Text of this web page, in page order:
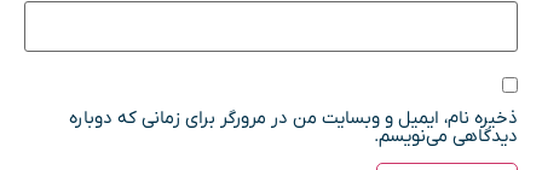
ذخیره نام، ایمیل و وبسایت من در مرورگر برای زمانی که دوباره
دیدگاهی می‌نویسم.